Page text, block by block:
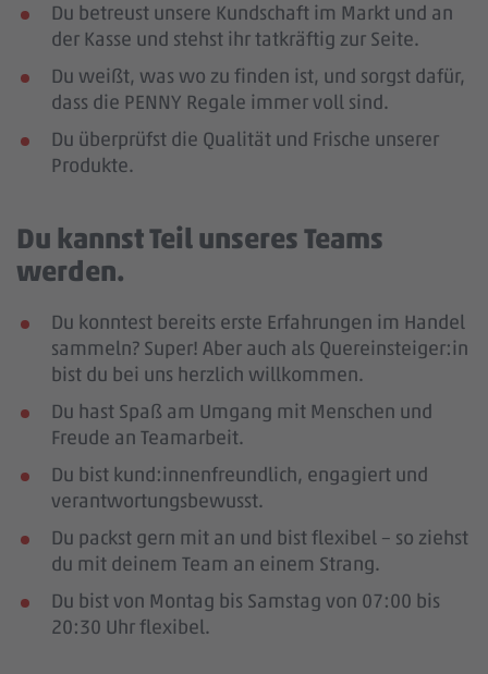
Du betreust unsere Kundschaft im Markt und an
der Kasse und stehst ihr tatkräftig zur Seite.
Du weißt, was wo zu finden ist, und sorgst dafür,
dass die PENNY Regale immer voll sind.
Du überprüfst die Qualität und Frische unserer
Produkte.
Du kannst Teil unseres Teams
werden.
Du konntest bereits erste Erfahrungen im Handel
sammeln? Super! Aber auch als Quereinsteiger:in
bist du bei uns herzlich willkommen.
Du hast Spaß am Umgang mit Menschen und
Freude an Teamarbeit.
Du bist kund:innenfreundlich, engagiert und
verantwortungsbewusst.
Du packst gern mit an und bist flexibel – so ziehst
du mit deinem Team an einem Strang.
Du bist von Montag bis Samstag von 07:00 bis
20:30 Uhr flexibel.